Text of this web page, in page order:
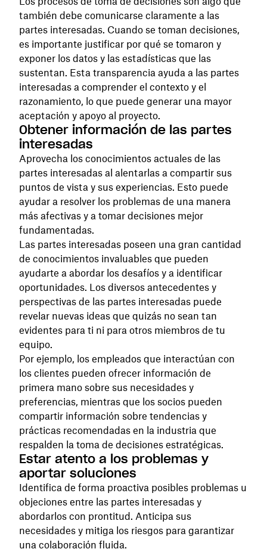
también debe comunicarse claramente a las
partes interesadas. Cuando se toman decisiones,
es importante justificar por qué se tomaron y
exponer los datos y las estadísticas que las
sustentan. Esta transparencia ayuda a las partes
interesadas a comprender el contexto y el
razonamiento, lo que puede generar una mayor
aceptación y apoyo al proyecto.
Obtener información de las partes
interesadas
Aprovecha los conocimientos actuales de las
partes interesadas al alentarlas a compartir sus
puntos de vista y sus experiencias. Esto puede
ayudar a resolver los problemas de una manera
más afectivas y a tomar decisiones mejor
fundamentadas.
Las partes interesadas poseen una gran cantidad
de conocimientos invaluables que pueden
ayudarte a abordar los desafíos y a identificar
oportunidades. Los diversos antecedentes y
perspectivas de las partes interesadas puede
revelar nuevas ideas que quizás no sean tan
evidentes para ti ni para otros miembros de tu
equipo.
Por ejemplo, los empleados que interactúan con
los clientes pueden ofrecer información de
primera mano sobre sus necesidades y
preferencias, mientras que los socios pueden
compartir información sobre tendencias y
prácticas recomendadas en la industria que
respalden la toma de decisiones estratégicas.
Estar atento a los problemas y
aportar soluciones
Identifica de forma proactiva posibles problemas u
objeciones entre las partes interesadas y
abordarlos con prontitud. Anticipa sus
necesidades y mitiga los riesgos para garantizar
una colaboración fluida.